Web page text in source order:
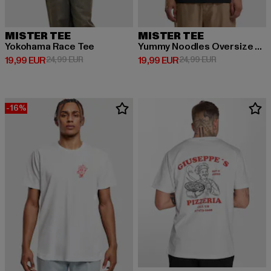
MISTER TEE
Yokohama Race Tee
19,99 EUR
Derzeitiger Preis: 19,99 EUR
24,99 EURAktionspreis: 24,99 EUR
MISTER TEE
Yummy Noodles Oversize Tee
19,99 EUR
Derzeitiger Preis: 19,99 EUR
24,99 EURAktionspreis:
-16%